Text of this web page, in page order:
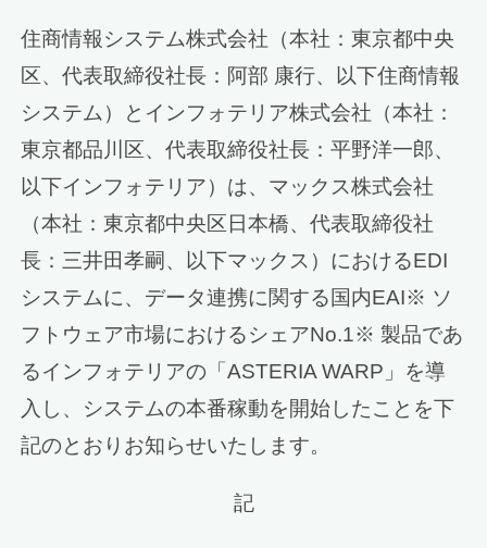
住商情報システム株式会社（本社：東京都中央
区、代表取締役社長：阿部 康行、以下住商情報
システム）とインフォテリア株式会社（本社：
東京都品川区、代表取締役社長：平野洋一郎、
以下インフォテリア）は、マックス株式会社
（本社：東京都中央区日本橋、代表取締役社
長：三井田孝嗣、以下マックス）におけるEDI
システムに、データ連携に関する国内EAI※ ソ
フトウェア市場におけるシェアNo.1※ 製品であ
るインフォテリアの「ASTERIA WARP」を導
入し、システムの本番稼動を開始したことを下
記のとおりお知らせいたします。
記